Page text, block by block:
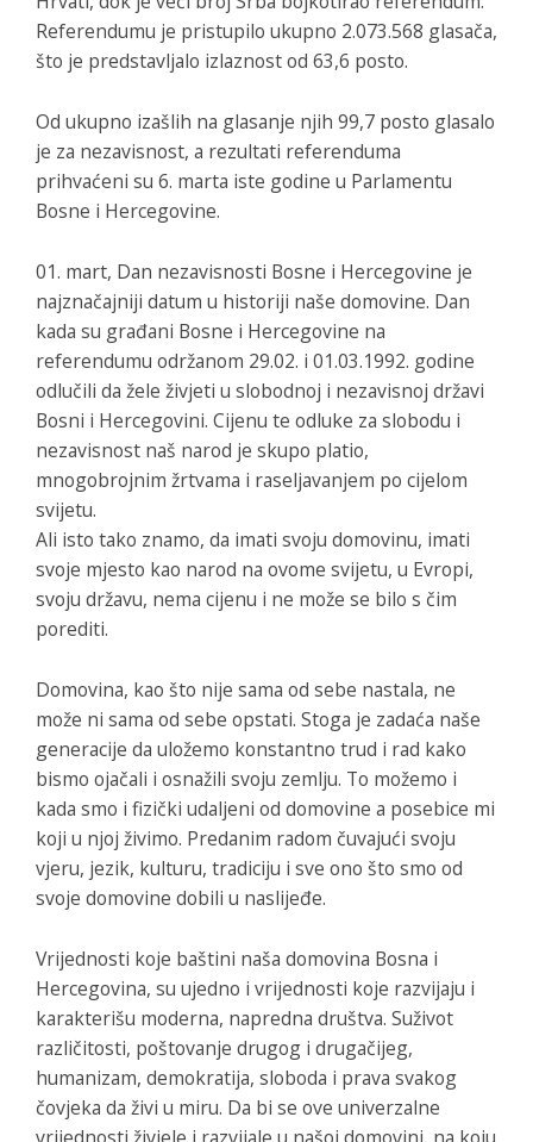
Referendumu je pristupilo ukupno 2.073.568 glasača,
što je predstavljalo izlaznost od 63,6 posto.
Od ukupno izašlih na glasanje njih 99,7 posto glasalo
je za nezavisnost, a rezultati referenduma
prihvaćeni su 6. marta iste godine u Parlamentu
Bosne i Hercegovine.
01. mart, Dan nezavisnosti Bosne i Hercegovine je
najznačajniji datum u historiji naše domovine. Dan
kada su građani Bosne i Hercegovine na
referendumu održanom 29.02. i 01.03.1992. godine
odlučili da žele živjeti u slobodnoj i nezavisnoj državi
Bosni i Hercegovini. Cijenu te odluke za slobodu i
nezavisnost naš narod je skupo platio,
mnogobrojnim žrtvama i raseljavanjem po cijelom
svijetu.
Ali isto tako znamo, da imati svoju domovinu, imati
svoje mjesto kao narod na ovome svijetu, u Evropi,
svoju državu, nema cijenu i ne može se bilo s čim
porediti.
Domovina, kao što nije sama od sebe nastala, ne
može ni sama od sebe opstati. Stoga je zadaća naše
generacije da uložemo konstantno trud i rad kako
bismo ojačali i osnažili svoju zemlju. To možemo i
kada smo i fizički udaljeni od domovine a posebice mi
koji u njoj živimo. Predanim radom čuvajući svoju
vjeru, jezik, kulturu, tradiciju i sve ono što smo od
svoje domovine dobili u naslijeđe.
Vrijednosti koje baštini naša domovina Bosna i
Hercegovina, su ujedno i vrijednosti koje razvijaju i
karakterišu moderna, napredna društva. Suživot
različitosti, poštovanje drugog i drugačijeg,
humanizam, demokratija, sloboda i prava svakog
čovjeka da živi u miru. Da bi se ove univerzalne